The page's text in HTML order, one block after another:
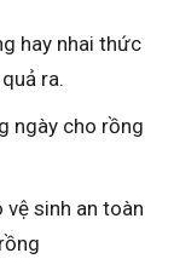
hay nhai thức
ra.
ngày cho rồng
vệ sinh an toàn